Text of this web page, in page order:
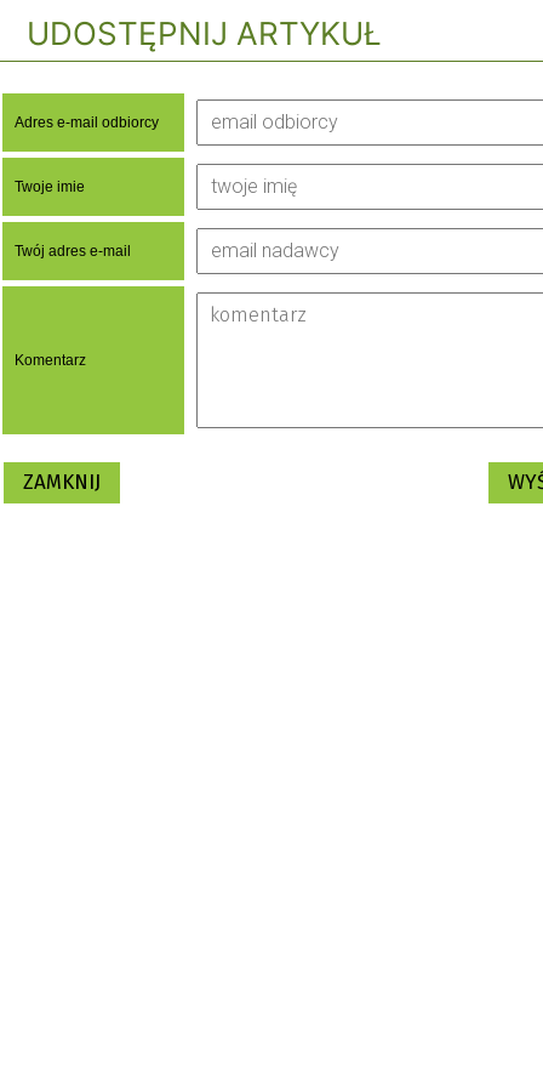
UDOSTĘPNIJ ARTYKUŁ
Adres e-mail odbiorcy
Twoje imie
Twój adres e-mail
Komentarz